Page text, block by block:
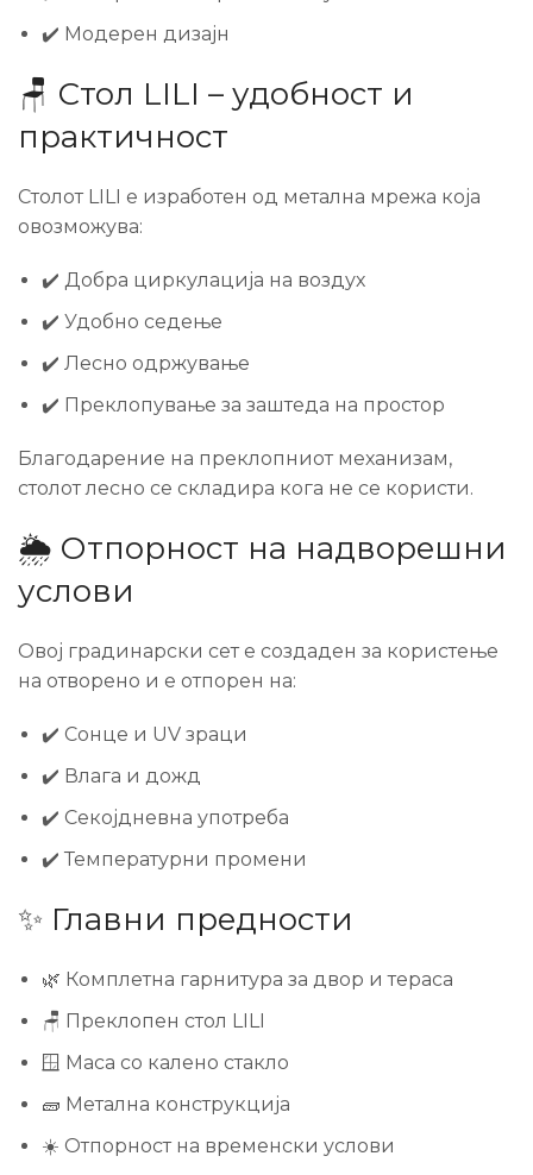
✔️ Модерен дизајн
🪑 Стол LILI – удобност и
практичност
Столот LILI е изработен од метална мрежа која
овозможува:
✔️ Добра циркулација на воздух
✔️ Удобно седење
✔️ Лесно одржување
✔️ Преклопување за заштеда на простор
Благодарение на преклопниот механизам,
столот лесно се складира кога не се користи.
🌦️ Отпорност на надворешни
услови
Овој градинарски сет е создаден за користење
на отворено и е отпорен на:
✔️ Сонце и UV зраци
✔️ Влага и дожд
✔️ Секојдневна употреба
✔️ Температурни промени
✨ Главни предности
🌿 Комплетна гарнитура за двор и тераса
🪑 Преклопен стол LILI
🪟 Маса со калено стакло
🧱 Метална конструкција
☀️ Отпорност на временски услови